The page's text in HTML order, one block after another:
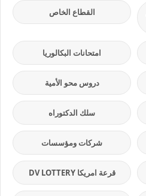
القطاع الخاص
امتحانات البكالوريا
دروس محو الأمية
سلك الدكتوراه
شركات ومؤسسات
قرعة امريكا DV LOTTERY